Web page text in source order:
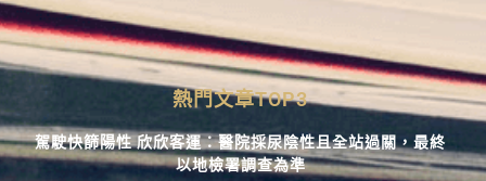
熱門文章TOP3
駕駛快篩陽性 欣欣客運：醫院採尿陰性且全站過關，最終
以地檢署調查為準